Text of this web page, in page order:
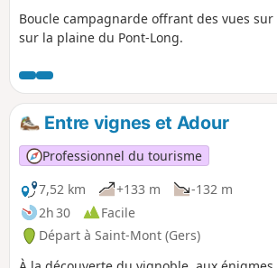
Boucle campagnarde offrant des vues sur
sur la plaine du Pont-Long.
Entre vignes et Adour
Professionnel du tourisme
7,52 km
+133 m
-132 m
2h 30
Facile
Départ à Saint-Mont (Gers)